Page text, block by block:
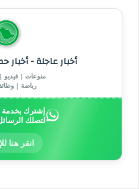
أخبار عاجلة - أخبار
منوعات | فيديو
رياضة |
إشترك بخدمة
لتصلك
انقر هنا